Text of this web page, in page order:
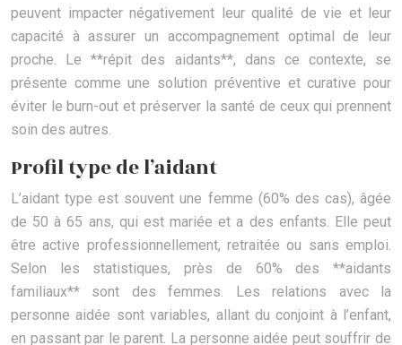
peuvent impacter négativement leur qualité de vie et leur
capacité à assurer un accompagnement optimal de leur
proche. Le **répit des aidants**, dans ce contexte, se
présente comme une solution préventive et curative pour
éviter le burn-out et préserver la santé de ceux qui prennent
soin des autres.
Profil type de l’aidant
L’aidant type est souvent une femme (60% des cas), âgée
de 50 à 65 ans, qui est mariée et a des enfants. Elle peut
être active professionnellement, retraitée ou sans emploi.
Selon les statistiques, près de 60% des **aidants
familiaux** sont des femmes. Les relations avec la
personne aidée sont variables, allant du conjoint à l’enfant,
en passant par le parent. La personne aidée peut souffrir de